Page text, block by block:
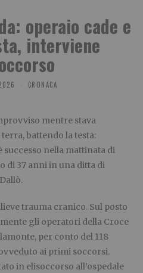
operaio cade e
interviene
CRONACA
mentre stava
battendo la testa:
successo nella mattinata di
di 37 anni in una ditta di
trauma cranico. Sul posto
gli operatori della Croce
per conto del 118
ai primi soccorsi.
in elisoccorso all’ospedale